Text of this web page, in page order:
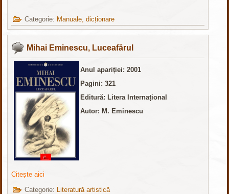
Categorie: Manuale, dicționare
Mihai Eminescu, Luceafărul
Anul apariției: 2001
Pagini: 321
Editură: Litera Internațional
Autor: M. Eminescu
Citește aici
Categorie:
Literatură artistică